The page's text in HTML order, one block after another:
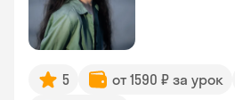
5 от 1590 ₽ за урок